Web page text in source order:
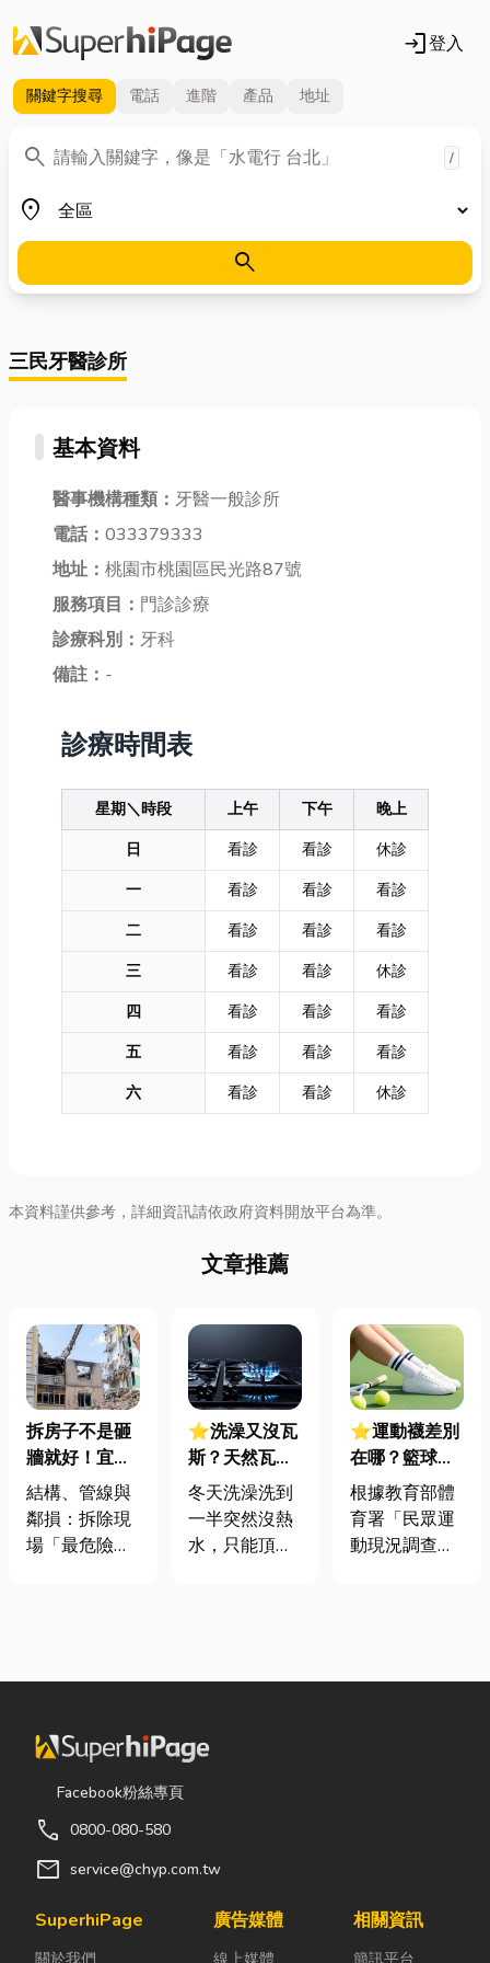
login登入
關鍵字搜尋 電話 進階 產品 地址
search
關鍵字 /
place
地區
search
三民牙醫診所
基本資料
醫事機構種類： 牙醫一般診所
電話： 033379333
地址： 桃園市桃園區民光路87號
服務項目： 門診診療
診療科別： 牙科
備註： -
診療時間表
星期＼時段 上午 下午
晚上
日
看診 看診
休診
一
看診 看診
看診
二
看診 看診
看診
三
看診 看診
休診
四
看診 看診
看診
五
看診 看診
看診
六
看診 看診 休診
本資料謹供參考，詳細資訊請依政府資料開放平台為準。
文章推薦
拆房子不是砸
牆就好！宜蘭
裝潢拆除、水
泥切割施工前
必看的避坑指
結構、管線與
鄰損：拆除現
場「最危險的
混亂的環境
有三件事情如
果沒做好，最
容易發生嚴重
清「主力
牆」，盲目亂
陷： 這是老屋
⭐洗澡又沒瓦
斯？天然瓦斯
是什麼、費用
怎麼算？家庭
能源選擇與配
冬天洗澡洗到
一半突然沒熱
水，只能頂著
共同噩夢。隨
越多屋主在老
管工程。到底
麼？它跟傳統
⭐運動襪差別
在哪？籃球、
慢跑、排球襪
挑選全攻略，
穿對了運動不
根據教育部體
育署「民眾運
動現況調查」
與各類球類運
抓一雙幾十元
Facebook粉絲專頁
call 0800-080-580
mail service@chyp.com.tw
SuperhiPage
關於我們
廣告媒體
線上媒體
相關資訊
簡訊平台